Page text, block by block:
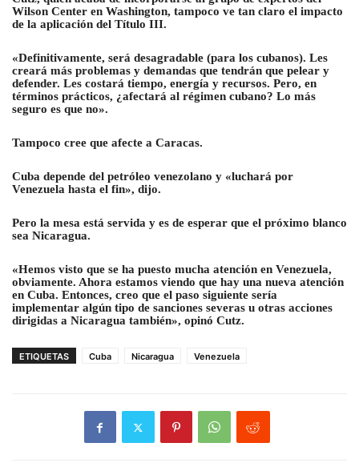
Wilson Center en Washington, tampoco ve tan claro el impacto
de la aplicación del Título III.
«Definitivamente, será desagradable (para los cubanos). Les
creará más problemas y demandas que tendrán que pelear y
defender. Les costará tiempo, energía y recursos. Pero, en
términos prácticos, ¿afectará al régimen cubano? Lo más
seguro es que no».
Tampoco cree que afecte a Caracas.
Cuba depende del petróleo venezolano y «luchará por
Venezuela hasta el fin», dijo.
Pero la mesa está servida y es de esperar que el próximo blanco
sea Nicaragua.
«Hemos visto que se ha puesto mucha atención en Venezuela,
obviamente. Ahora estamos viendo que hay una nueva atención
en Cuba. Entonces, creo que el paso siguiente sería
implementar algún tipo de sanciones severas u otras acciones
dirigidas a Nicaragua también», opinó Cutz.
ETIQUETAS Cuba Nicaragua Venezuela